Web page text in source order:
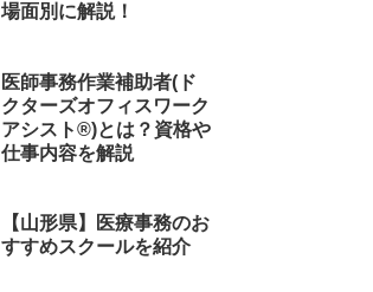
場面別に解説！
医師事務作業補助者(ド
クターズオフィスワーク
アシスト®)とは？資格や
仕事内容を解説
【山形県】医療事務のお
すすめスクールを紹介